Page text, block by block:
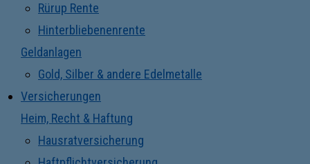
Rürup Rente
Hinterbliebenenrente
Geldanlagen
Gold, Silber & andere Edelmetalle
Versicherungen
Heim, Recht & Haftung
Hausratversicherung